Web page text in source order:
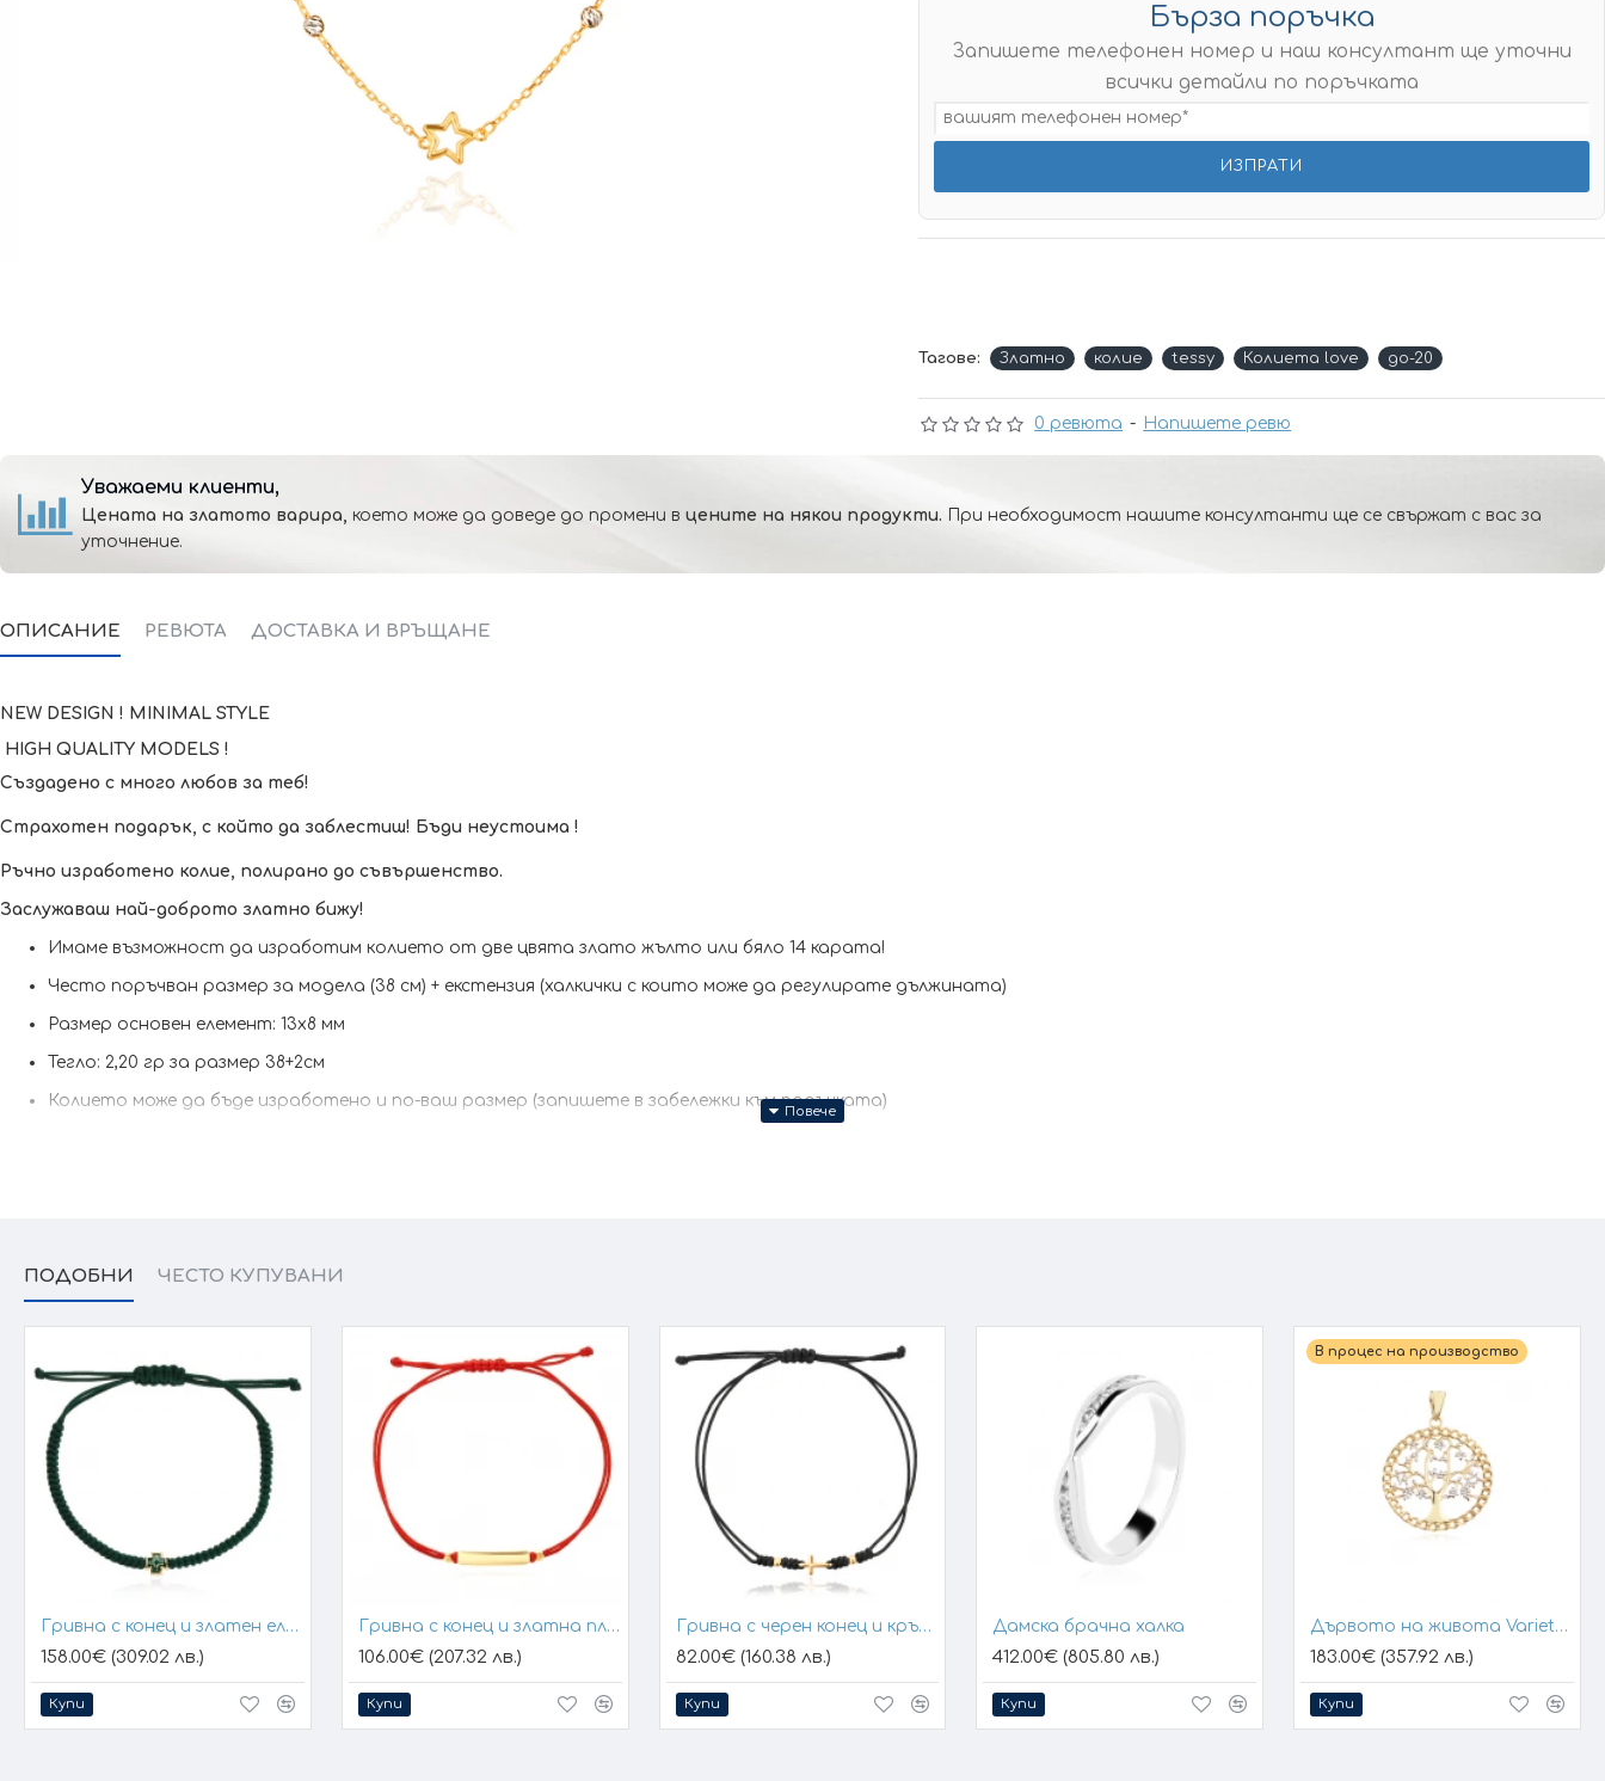
0 ревюта - Напишете ревю
Бърза поръчка
Запишете телефонен номер и наш консултант ще уточни
всички детайли по поръчката
Тагове: Златно колие tessy Колиета love до-20
Уважаеми клиенти,
Цената на златото варира, което може да доведе до промени в цените на някои продукти. При необходимост нашите консултанти ще се свържат с вас за
уточнение.
ОПИСАНИЕ РЕВЮТА ДОСТАВКА И ВРЪЩАНЕ
NEW DESIGN ! MINIMAL STYLE
HIGH QUALITY MODELS !
Създадено с много любов за теб!
Страхотен подарък, с който да заблестиш! Бъди неустоима !
Ръчно изработено колие, полирано до съвършенство.
Заслужаваш най-доброто златно бижу!
Имаме възможност да изработим кoлието от две цвята злато жълто или бяло 14 карата!
Често поръчван размер за модела (38 см) + екстензия (халкички с които може да регулирате дължината)
Размер основен елемент: 13x8 мм
Тегло: 2,20 гр за размер 38+2см
Колието може да бъде изработено и по-ваш размер (запишете в забележки към поръчката)
ПОДОБНИ ЧЕСТО КУПУВАНИ
Гривна с конец и златен елемент кръст
158.00€ (309.02 лв.)
Купи
Гривна с конец и златна плочка за гравиране
106.00€ (207.32 лв.)
Купи
Гривна с черен конец и кръстче
82.00€ (160.38 лв.)
Купи
Дамска брачна халка
412.00€ (805.80 лв.)
Купи
В процес на производство
Дървото на живота Variety 1
183.00€ (357.92 лв.)
Купи